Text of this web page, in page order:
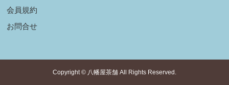
会員規約
お問合せ
Copyright © 八幡屋茶舗 All Rights Reserved.